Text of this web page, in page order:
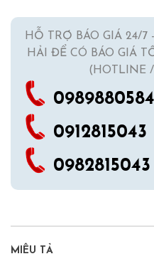
HỖ TRỢ BÁO GIÁ 24/
HẢI ĐỂ CÓ BÁO GIÁ
(HOTLINE
0989880584
0912815043
0982815043
MIÊU TẢ